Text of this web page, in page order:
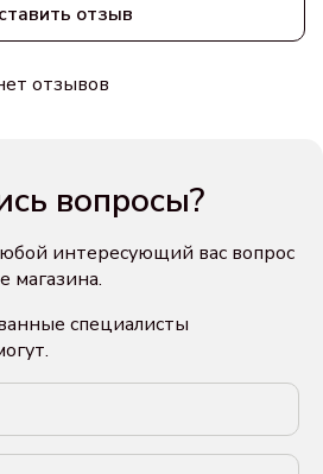
отзыв
отзывов
вопросы?
интересующий вас вопрос
магазина.
специалисты